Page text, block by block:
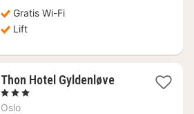
€
Gratis Wi-Fi
Lift
Thon Hotel Gyldenløve1
, 3 Sterren
Oslo